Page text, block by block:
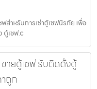
ำหรับการเช่าตู้เซฟนิรภัย เพื่อ
ตู้เซฟ.c
ายตู้เซฟ รับติดตั้งตู้
ถูก